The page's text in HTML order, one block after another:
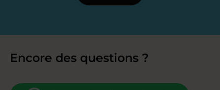
Encore des questions ?